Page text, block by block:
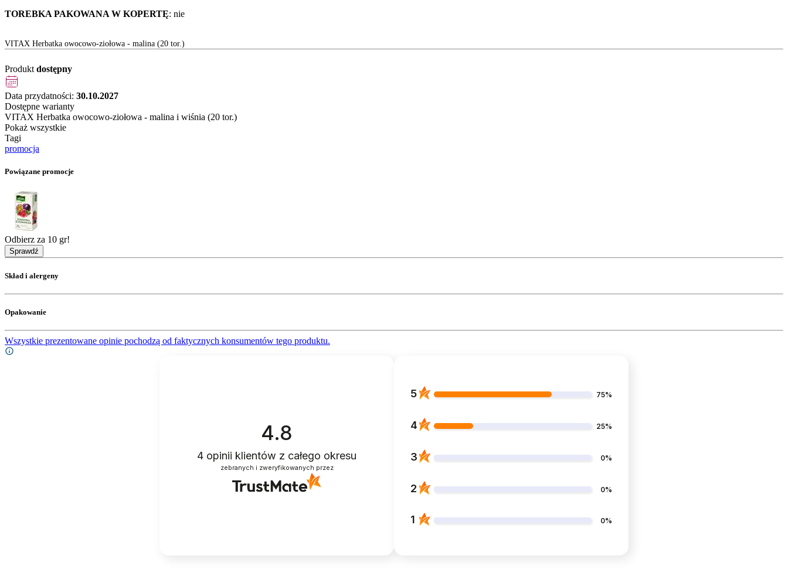
TOREBKA PAKOWANA W KOPERTĘ: nie
VITAX Herbatka owocowo-ziołowa - malina (20 tor.)
Produkt dostępny
Data przydatności: 30.10.2027
Dostępne warianty
VITAX Herbatka owocowo-ziołowa - malina i wiśnia (20 tor.)
Pokaż wszystkie
Tagi
promocja
Powiązane promocje
Odbierz za 10 gr!
Sprawdź
Skład i alergeny
Opakowanie
Wszystkie prezentowane opinie pochodzą od faktycznych konsumentów tego produktu.
4.8
4 opinii klientów z całego okresu
zebranych i zweryfikowanych przez
5 75%
4 25%
3 0%
2 0%
1 0%